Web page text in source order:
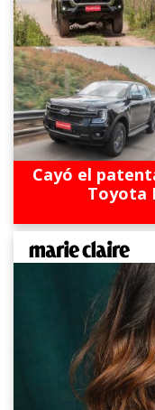
Cayó el
Toyota